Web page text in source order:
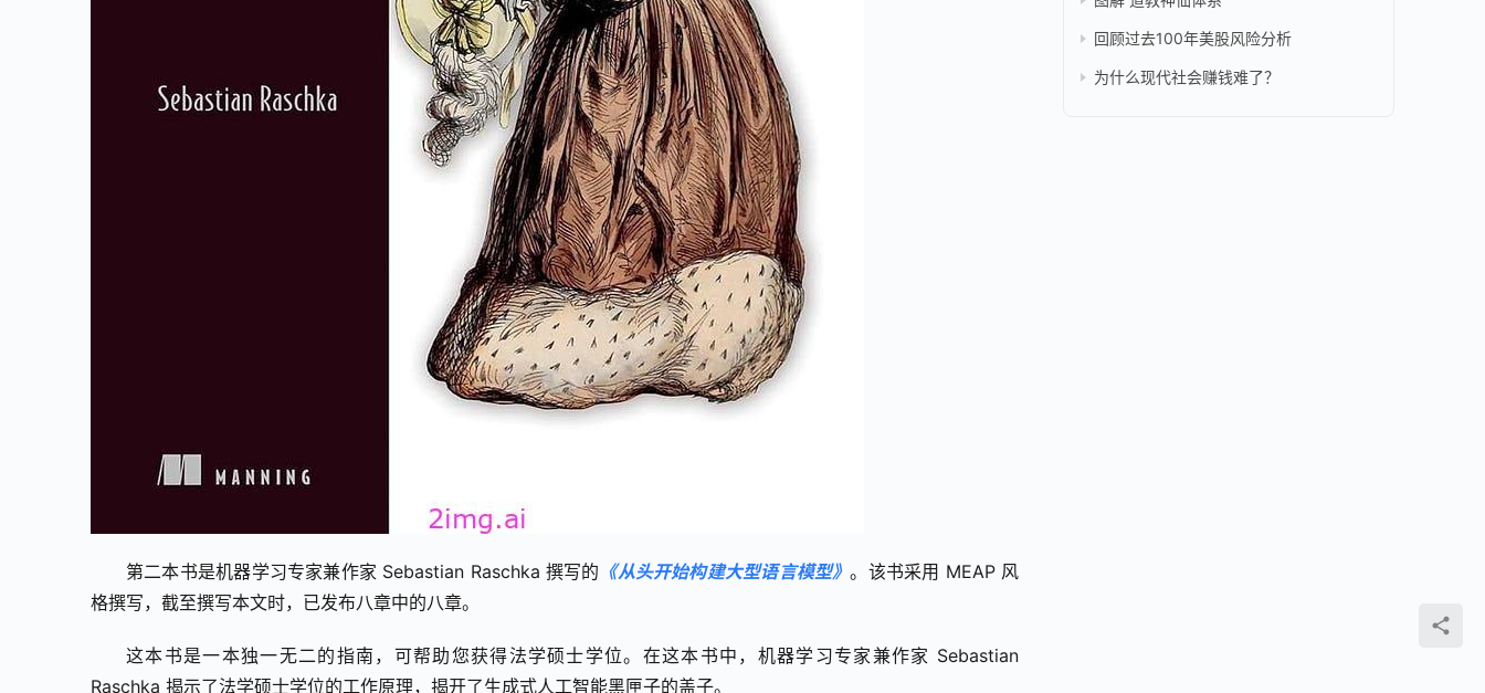
第二本书是机器学习专家兼作家 Sebastian Raschka 撰写的 《从头开始构建大型语言模型》。该书采用 MEAP 风
格撰写，截至撰写本文时，已发布八章中的八章。
这本书是一本独一无二的指南，可帮助您获得法学硕士学位。在这本书中，机器学习专家兼作家 Sebastian
Raschka 揭示了法学硕士学位的工作原理，揭开了生成式人工智能黑匣子的盖子。
回顾过去100年美股风险分析
为什么现代社会赚钱难了？